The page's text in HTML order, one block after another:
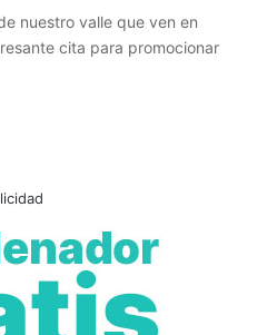
nuestro valle que ven en
cita para promocionar